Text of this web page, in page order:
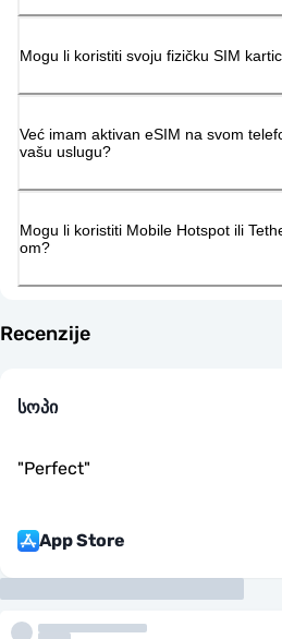
Mogu li koristiti svoju fizičku SIM
Već imam aktivan eSIM na svom
vašu uslugu?
Mogu li koristiti Mobile Hotspot ili
om?
Recenzije
სოპი
"Perfect"
App Store